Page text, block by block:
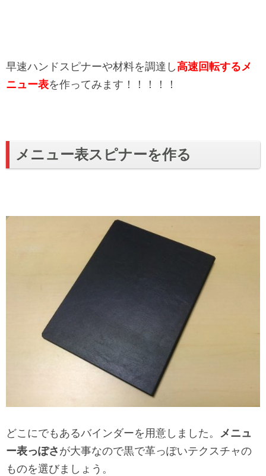
早速ハンドスピナーや材料を調達し高速回転するメ
ニュー表を作ってみます！！！！！
メニュー表スピナーを作る
どこにでもあるバインダーを用意しました。
メニュ
ー表っぽさが大事なので黒で革っぽいテクスチャの
ものを選びましょう。